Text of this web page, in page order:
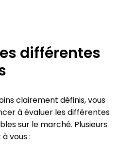
différentes
clairement définis, vous
à évaluer les différentes
sur le marché. Plusieurs
vous :